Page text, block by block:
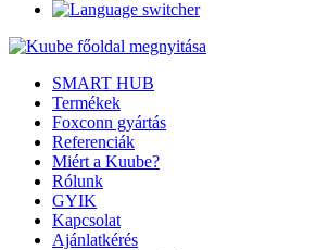
SMART HUB
Termékek
Foxconn gyártás
Referenciák
Miért a Kuube?
Rólunk
GYIK
Kapcsolat
Ajánlatkérés